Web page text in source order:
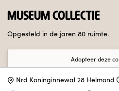
MUSEUM COLLECTIE
Opgesteld in de jaren 80 ruimte.
Adopteer deze
Nrd Koninginnewal 28 Helmond